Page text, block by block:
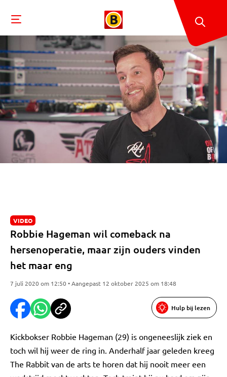
VIDEO
Robbie Hageman wil comeback na
hersenoperatie, maar zijn ouders vinden
het maar eng
7 juli 2020 om 12:50 • Aangepast 12 oktober 2025 om 18:48
Hulp bij lezen
Kickbokser Robbie Hageman (29) is ongeneeslijk ziek en
toch wil hij weer de ring in. Anderhalf jaar geleden kreeg
The Rabbit van de arts te horen dat hij nooit meer een